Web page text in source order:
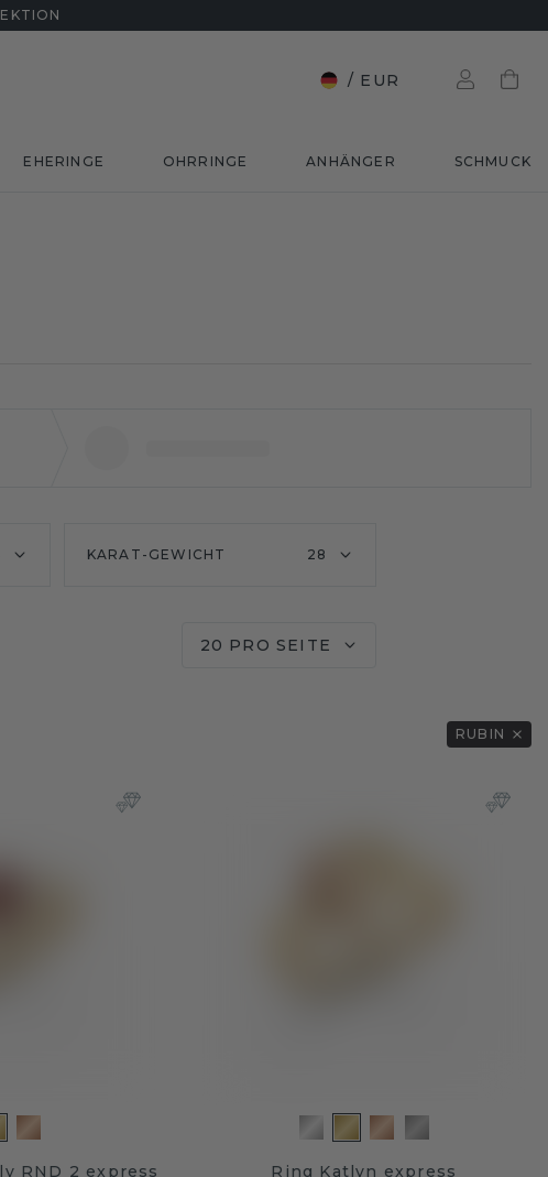
/ EUR
EHERINGE OHRRINGE ANHÄNGER SCHMUCK
KARAT-GEWICHT 28
20 PRO SEITE
RUBIN
RND 2 express Ring Katlyn express